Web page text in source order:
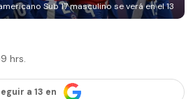
Sub 17 masculino se verá en el 13
hrs.
a 13 en